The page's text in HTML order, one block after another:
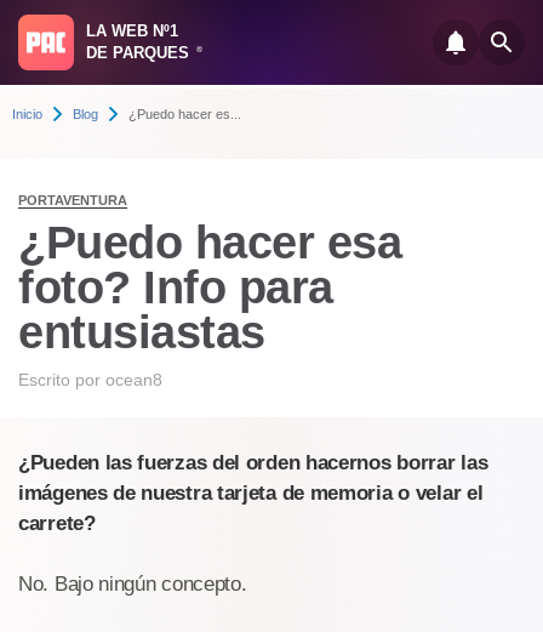
LA WEB Nº1
DE PARQUES
®
Inicio Blog ¿Puedo hacer es...
PORTAVENTURA
¿Puedo hacer esa
foto? Info para
entusiastas
Escrito por ocean8
¿Pueden las fuerzas del orden hacernos borrar las
imágenes de nuestra tarjeta de memoria o velar el
carrete?
No. Bajo ningún concepto.